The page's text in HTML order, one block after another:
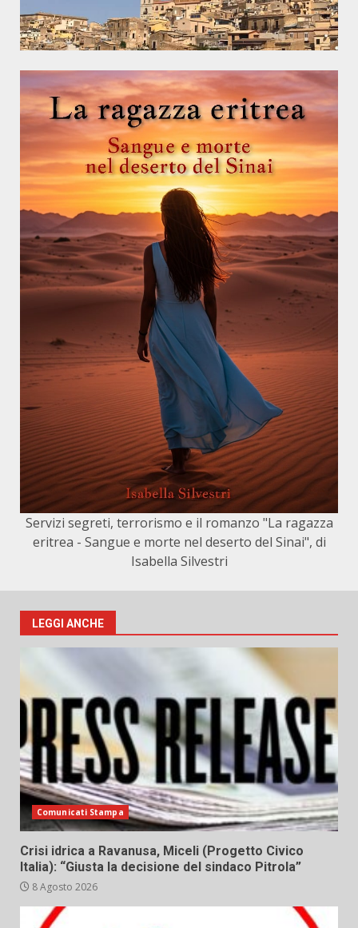
Servizi segreti, terrorismo e il romanzo "La ragazza
eritrea - Sangue e morte nel deserto del Sinai", di
Isabella Silvestri
LEGGI ANCHE
Comunicati Stampa
Crisi idrica a Ravanusa, Miceli (Progetto Civico
Italia): “Giusta la decisione del sindaco Pitrola”
8 Agosto 2026